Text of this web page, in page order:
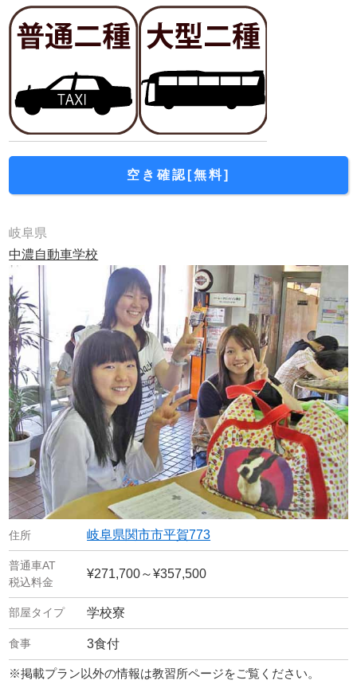
空き確認[無料]
岐阜県
中濃自動車学校
岐阜県関市市平賀773
¥271,700～¥357,500
学校寮
3食付
※掲載プラン以外の情報は教習所ページをご覧ください。